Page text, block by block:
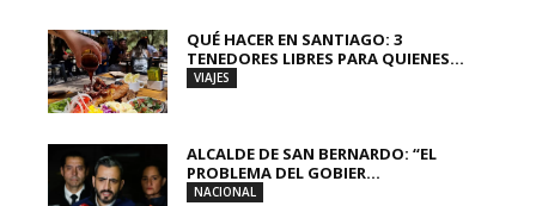
QUÉ HACER EN SANTIAGO: 3
TENEDORES LIBRES PARA QUIENES...
VIAJES
ALCALDE DE SAN BERNARDO: “EL
PROBLEMA DEL GOBIER...
NACIONAL